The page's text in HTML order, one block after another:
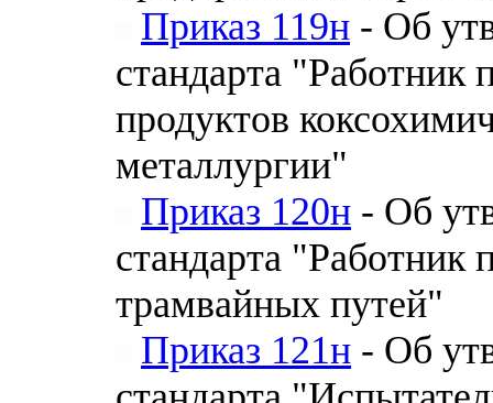
Приказ 119н - Об
стандарта "Работник
продуктов
металлургии"
Приказ 120н - Об
стандарта
трамвайных путей"
Приказ 121н - Об